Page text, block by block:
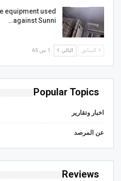
equipment used
against Sunni…
السابق التالي 1 من 65
Popular Topics
اخبار وتقارير
عن المرصد
Reviews